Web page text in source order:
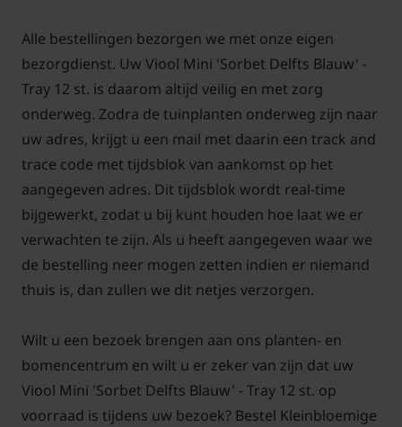
Alle bestellingen bezorgen we met onze eigen
bezorgdienst. Uw Viool Mini 'Sorbet Delfts Blauw' -
Tray 12 st. is daarom altijd veilig en met zorg
onderweg. Zodra de tuinplanten onderweg zijn naar
uw adres, krijgt u een mail met daarin een track and
trace code met tijdsblok van aankomst op het
aangegeven adres. Dit tijdsblok wordt real-time
bijgewerkt, zodat u bij kunt houden hoe laat we er
verwachten te zijn. Als u heeft aangegeven waar we
de bestelling neer mogen zetten indien er niemand
thuis is, dan zullen we dit netjes verzorgen.
Wilt u een bezoek brengen aan ons planten- en
bomencentrum en wilt u er zeker van zijn dat uw
Viool Mini 'Sorbet Delfts Blauw' - Tray 12 st. op
voorraad is tijdens uw bezoek? Bestel Kleinbloemige